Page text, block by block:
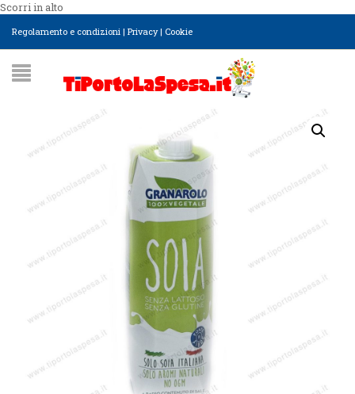
Scorri in alto
Regolamento e condizioni | Privacy| Cookie